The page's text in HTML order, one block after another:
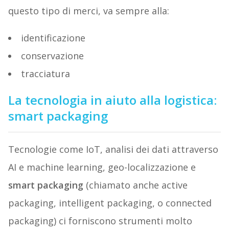
questo tipo di merci, va sempre alla:
identificazione
conservazione
tracciatura
La tecnologia in aiuto alla logistica:
smart packaging
Tecnologie come IoT, analisi dei dati attraverso
AI e machine learning, geo-localizzazione e
smart packaging (chiamato anche active
packaging, intelligent packaging, o connected
packaging) ci forniscono strumenti molto